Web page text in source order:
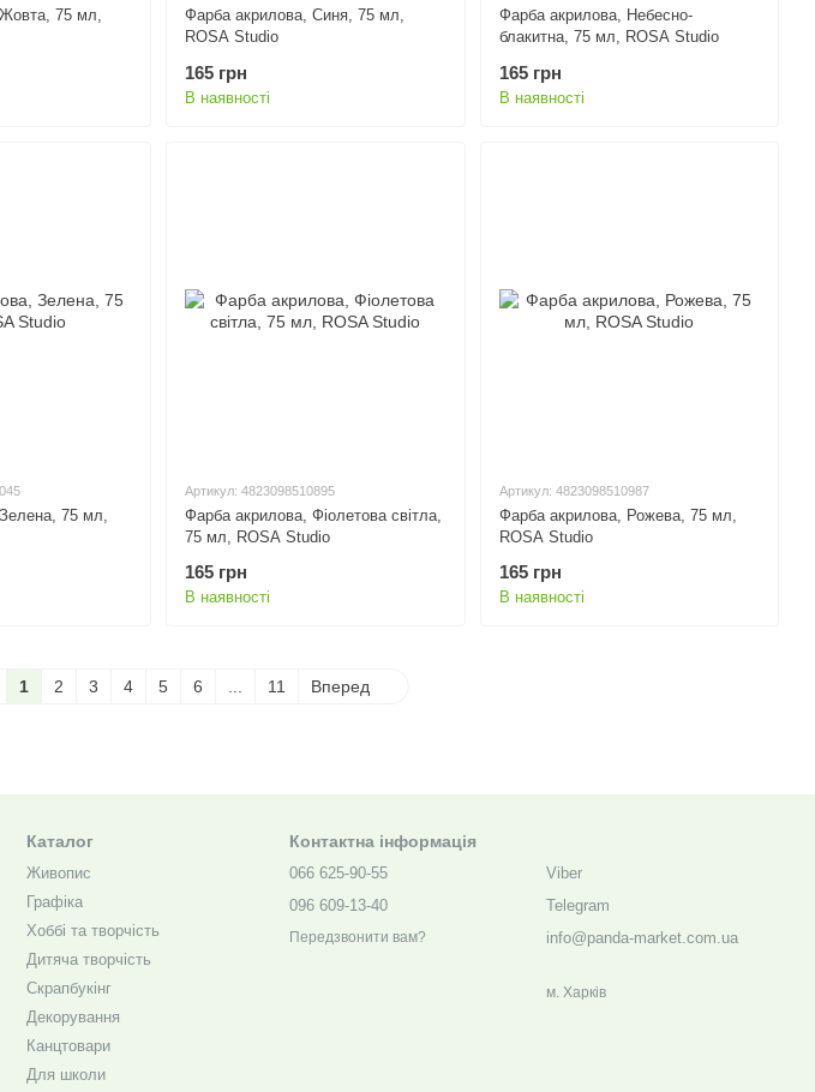
75 мл,
Фарба акрилова, Синя, 75 мл,
ROSA Studio
165 грн
В наявності
Фарба акрилова, Небесно-
блакитна, 75 мл, ROSA Studio
165 грн
В наявності
75 мл,
Артикул: 4823098510895
Фарба акрилова, Фіолетова світла,
75 мл, ROSA Studio
165 грн
В наявності
Артикул: 4823098510987
Фарба акрилова, Рожева, 75 мл,
ROSA Studio
165 грн
В наявності
1 2 3 4 5 6 11 Вперед
Каталог
Живопис
Графіка
Хоббі та творчість
Дитяча творчість
Скрапбукінг
Декорування
Канцтовари
Для школи
Контактна інформація
066 625-90-55
096 609-13-40
Передзвонити вам?
Viber
Telegram
info@panda-market.com.ua
м. Харкiв